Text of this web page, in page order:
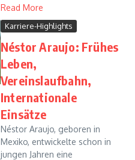
Read More
Karriere-Highlights
Néstor Araujo: Frühes
Leben,
Vereinslaufbahn,
Internationale
Einsätze
Néstor Araujo, geboren in
Mexiko, entwickelte schon in
jungen Jahren eine